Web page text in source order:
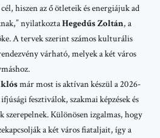
hiszen az ő ötleteik és energiájuk ad
nyilatkoztaHegedűs Zoltán, a
A tervek szerint számos kulturális
várható, melyek a két város
már most is aktívan készül a 2026-
fesztiválok, szakmai képzések és
szerepelnek. Különösen izgalmas, hogy
a két város fiataljait, így a